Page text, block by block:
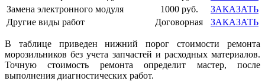
Замена электронного модуля
1000 руб.
ЗАКАЗАТЬ
Другие виды работ
Договорная ЗАКАЗАТЬ
В таблице приведен нижний порог стоимости ремонта
морозильников без учета запчастей и расходных материалов.
Точную стоимость ремонта определит мастер, после
выполнения диагностических работ.